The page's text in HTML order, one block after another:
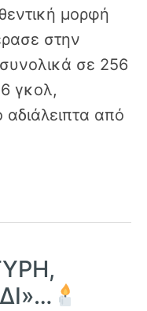
μορφή
στην
σε 256
γκολ,
αδιάλειπτα από